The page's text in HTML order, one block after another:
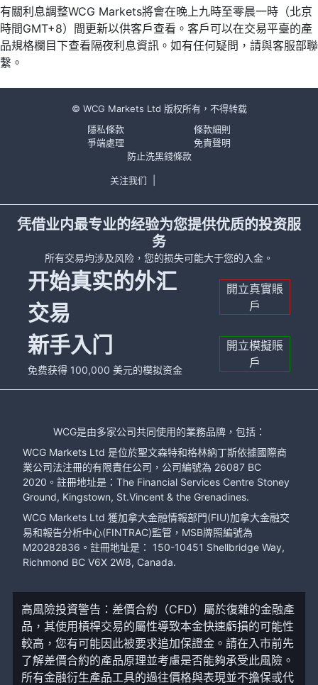
有關利息調整WCG Markets將會在晚上九時至零晨一時（北京
時間GMT+8）間更新以供客戶查看。客戶可以在交易平臺的產
品規格欄目下查看隔夜利息資訊。如有任何疑問，請與客服部聯
繫。
© WCG Markets Ltd 版权所有，不得转载
隱私條款
條款細則
爭端處理
免責聲明
防止洗黑錢條款
关注我们
凭借业内最专业的经验为您提供优质的投资服
务
所有交易均涉及风险，您的损失可能大于您的入金。
开始真实的外汇
交易
開立真實賬
戶
新手入门
免费获得 100,000 美元的模拟资金
開立模擬賬
戶
WCG是由多家公司共同使用的業務品牌，包括：
WCG Markets Ltd 是位於聖文森特和格林納丁斯依據國際商
業公司法注冊的有限責任公司，公司編號為 26087 BC
2020。註冊地址是：The Financial Services Centre Stoney
Ground, Kingstown, St.Vincent & the Grenadines.
WCG Markets Ltd 獲加拿大金融情報部門(FIU)加拿大金融交
易和報告分析中心(FINTRAC)監管，MSB牌照編號為
M20282836。註冊地址是： 150-10451 Shellbridge Way,
Richmond BC V6X 2W8, Canada.
高風險投資警告：差價合約（CFD）屬於復雜的金融產
品，其使用槓桿交易的屬性導致本金快速虧損的可能性
較高，您有可能因此被要求追加保證金。請在入市前先
了解差價合約的產品原理並考慮是否能夠承受此風險。
所有金融衍生產品工具的過往價格與表現並不擔保或代